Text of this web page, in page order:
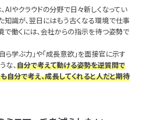
AIやクラウドの分野で日々新しくなってい
知識が、翌日にはもう古くなる環境で仕事
で働くには、会社からの指示を待つ姿勢で
ら学ぶ力」や「成長意欲」を面接官に示す
な、自分で考えて動ける姿勢を逆質問で
自分で考え、成長してくれると人だと期待